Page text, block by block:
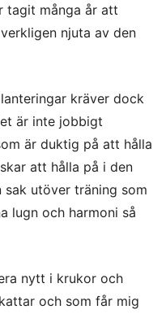
tagit många år att
njuta av den
kräver dock
är inte jobbigt
är duktig på att hålla
att hålla på i den
sak utöver träning som
lugn och harmoni så
nytt i krukor och
och som får mig